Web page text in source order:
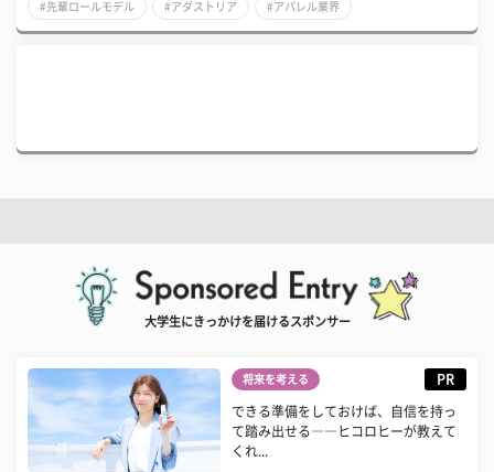
#先輩ロールモデル #アダストリア #アパレル業界
大学生にきっかけを届けるスポンサー
将来を考える PR
できる準備をしておけば、自信を持っ
て踏み出せる――ヒコロヒーが教えて
くれ...